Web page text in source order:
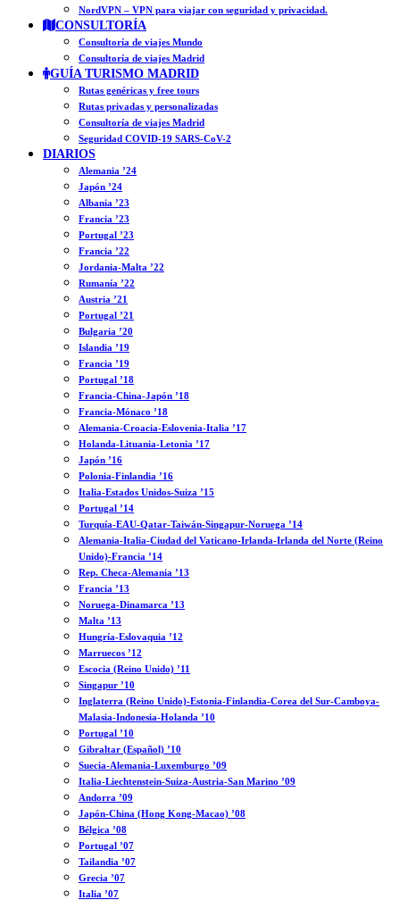
NordVPN – VPN para viajar con seguridad y privacidad.
CONSULTORÍA
Consultoría de viajes Mundo
Consultoría de viajes Madrid
GUÍA TURISMO MADRID
Rutas genéricas y free tours
Rutas privadas y personalizadas
Consultoría de viajes Madrid
Seguridad COVID-19 SARS-CoV-2
DIARIOS
Alemania ’24
Japón ’24
Albania ’23
Francia ’23
Portugal ’23
Francia ’22
Jordania-Malta ’22
Rumanía ’22
Austria ’21
Portugal ’21
Bulgaria ’20
Islandia ’19
Francia ’19
Portugal ’18
Francia-China-Japón ’18
Francia-Mónaco ’18
Alemania-Croacia-Eslovenia-Italia ’17
Holanda-Lituania-Letonia ’17
Japón ’16
Polonia-Finlandia ’16
Italia-Estados Unidos-Suiza ’15
Portugal ’14
Turquía-EAU-Qatar-Taiwán-Singapur-Noruega ’14
Alemania-Italia-Ciudad del Vaticano-Irlanda-Irlanda del Norte (Reino
Unido)-Francia ’14
Rep. Checa-Alemania ’13
Francia ’13
Noruega-Dinamarca ’13
Malta ’13
Hungría-Eslovaquia ’12
Marruecos ’12
Escocia (Reino Unido) ’11
Singapur ’10
Inglaterra (Reino Unido)-Estonia-Finlandia-Corea del Sur-Camboya-
Malasia-Indonesia-Holanda ’10
Portugal ’10
Gibraltar (Español) ’10
Suecia-Alemania-Luxemburgo ’09
Italia-Liechtenstein-Suiza-Austria-San Marino ’09
Andorra ’09
Japón-China (Hong Kong-Macao) ’08
Bélgica ’08
Portugal ’07
Tailandia ’07
Grecia ’07
Italia ’07